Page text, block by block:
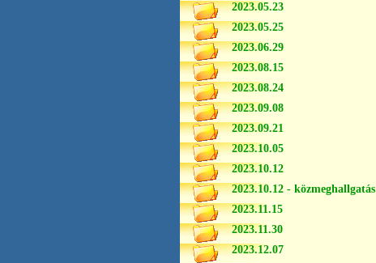
2023.05.23
2023.05.25
2023.06.29
2023.08.15
2023.08.24
2023.09.08
2023.09.21
2023.10.05
2023.10.12
2023.10.12 - közmeghallgatás
2023.11.15
2023.11.30
2023.12.07